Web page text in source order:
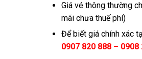
Giá vé thông thường
mãi chưa thuế phí)
Để biết giá chính xác
0907 820 888 – 0908